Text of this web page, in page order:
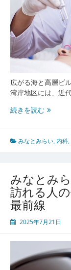
広がる海と高層ビ
湾岸地区には、近
続きを読むみ
み
ら
広
が
都
市
医
療
資
みなとみらい, 内科,
みなとみ
訪れる人
最前線
2025年7月21日